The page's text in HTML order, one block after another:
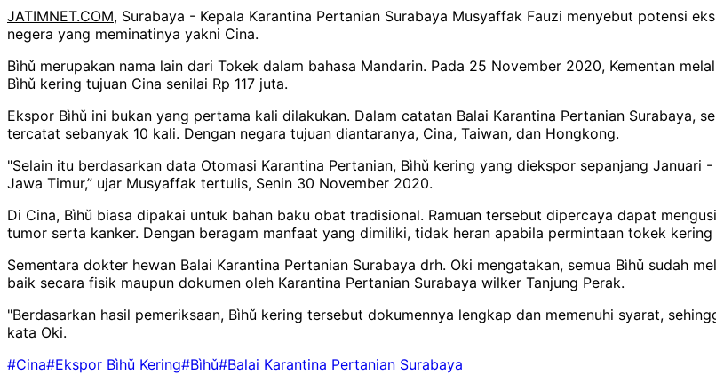
JATIMNET.COM, Surabaya - Kepala Karantina Pertanian Surabaya Musyaffak Fauzi menyebut potensi
negera yang meminatinya yakni Cina.
Bìhǔ merupakan nama lain dari Tokek dalam bahasa Mandarin. Pada 25 November 2020, Kementan
Bìhǔ kering tujuan Cina senilai Rp 117 juta.
Ekspor Bìhǔ ini bukan yang pertama kali dilakukan. Dalam catatan Balai Karantina Pertanian Surabaya,
tercatat sebanyak 10 kali. Dengan negara tujuan diantaranya, Cina, Taiwan, dan Hongkong.
"Selain itu berdasarkan data Otomasi Karantina Pertanian, Bìhǔ kering yang diekspor sepanjang
Jawa Timur,” ujar Musyaffak tertulis, Senin 30 November 2020.
Di Cina, Bìhǔ biasa dipakai untuk bahan baku obat tradisional. Ramuan tersebut dipercaya dapat
tumor serta kanker. Dengan beragam manfaat yang dimiliki, tidak heran apabila permintaan tokek
Sementara dokter hewan Balai Karantina Pertanian Surabaya drh. Oki mengatakan, semua Bìhǔ sudah
baik secara fisik maupun dokumen oleh Karantina Pertanian Surabaya wilker Tanjung Perak.
"Berdasarkan hasil pemeriksaan, Bìhǔ kering tersebut dokumennya lengkap dan memenuhi syarat,
kata Oki.
#Cina#Ekspor Bìhǔ Kering#Bìhǔ#Balai Karantina Pertanian Surabaya